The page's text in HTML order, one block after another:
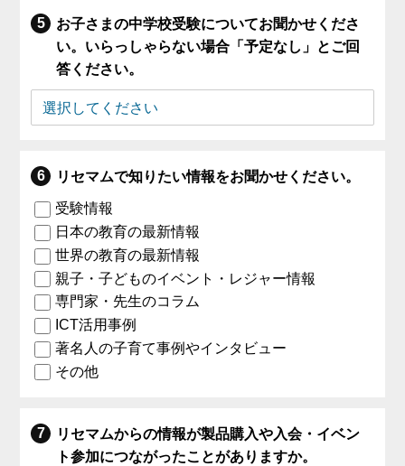
お子さまの中学校受験についてお聞かせくださ
い。いらっしゃらない場合「予定なし」とご回
答ください。
リセマムで知りたい情報をお聞かせください。
受験情報
日本の教育の最新情報
世界の教育の最新情報
親子・子どものイベント・レジャー情報
専門家・先生のコラム
ICT活用事例
著名人の子育て事例やインタビュー
その他
リセマムからの情報が製品購入や入会・イベン
ト参加につながったことがありますか。